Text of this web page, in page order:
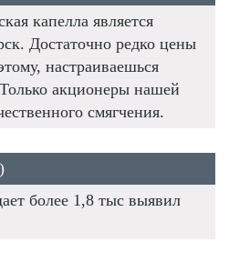
капелла является
Достаточно редко цены
настраиваешься
акционеры нашей
смягчения.
более 1,8 тыс выявил